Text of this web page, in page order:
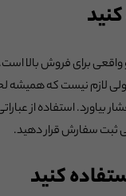
برای فروش بالا است.
ولی لازم نیست که
بیاورد. استفاده از
ثبت سفارش قرار دهید.
کنید